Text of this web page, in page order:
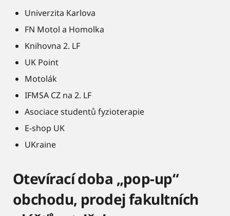
Univerzita Karlova
FN Motol a Homolka
Knihovna 2. LF
UK Point
Motolák
IFMSA CZ na 2. LF
Asociace studentů fyzioterapie
E-shop UK
UKraine
Otevírací doba „pop-up“
obchodu, prodej fakultních